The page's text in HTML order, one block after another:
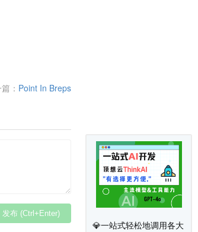
💎一站式轻松地调用各大
： Point In Breps
发布 (Ctrl+Enter)